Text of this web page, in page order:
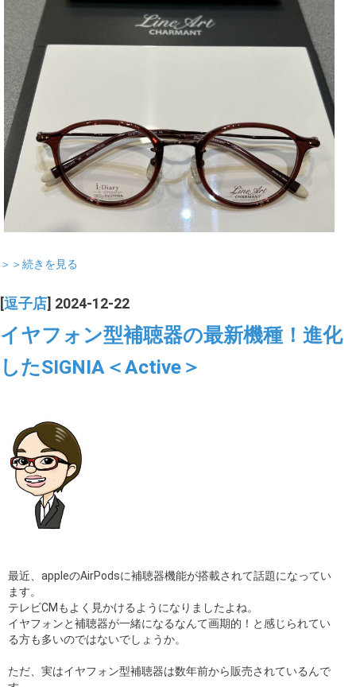
＞＞続きを見る
[逗子店] 2024-12-22
イヤフォン型補聴器の最新機種！進化
したSIGNIA＜Active＞
最近、appleのAirPodsに補聴器機能が搭載されて話題になってい
ます。
テレビCMもよく見かけるようになりましたよね。
イヤフォンと補聴器が一緒になるなんて画期的！と感じられてい
る方も多いのではないでしょうか。
ただ、実はイヤフォン型補聴器は数年前から販売されているんで